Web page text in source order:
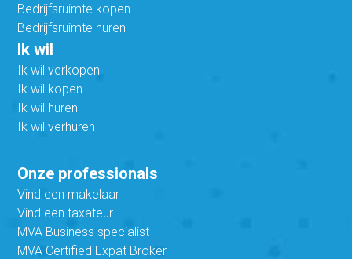
Bedrijfsruimte kopen
Bedrijfsruimte huren
Ik wil
Ik wil verkopen
Ik wil kopen
Ik wil huren
Ik wil verhuren
Onze professionals
Vind een makelaar
Vind een taxateur
MVA Business specialist
MVA Certified Expat Broker